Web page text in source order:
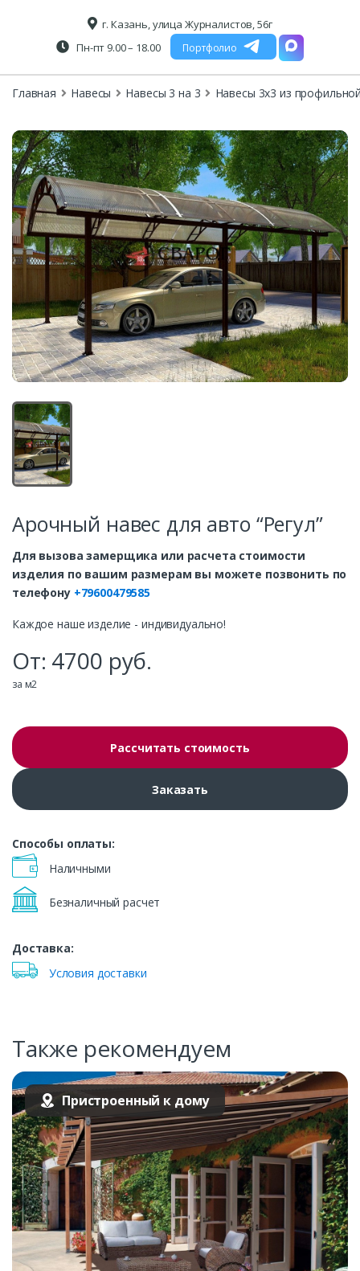
г. Казань, улица Журналистов, 56г
Пн-пт 9.00 – 18.00
Портфолио
Главная Навесы Навесы 3 на 3 Навесы 3х3 из
Арочный навес для авто “Регул”
Для вызова замерщика или расчета стоимости
изделия по вашим размерам вы можете позвонить по
телефону +79600479585
Каждое наше изделие - индивидуально!
От: 4700 руб.
за м2
Рассчитать стоимость
Заказать
Способы оплаты:
Наличными
Безналичный расчет
Доставка:
Условия доставки
Также рекомендуем
Пристроенный к дому